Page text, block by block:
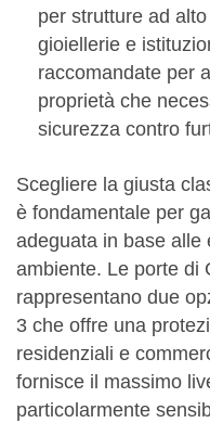
per strutture ad
gioiellerie e
raccomandate per
proprietà che
sicurezza contro
Scegliere la giusta
è fondamentale per
adeguata in base alle
ambiente. Le porte di
rappresentano due
3 che offre una
residenziali e
fornisce il massimo
particolarmente